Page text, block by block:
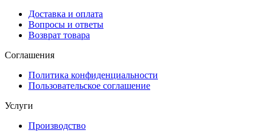
Доставка и оплата
Вопросы и ответы
Возврат товара
Соглашения
Политика конфиденциальности
Пользовательское соглашение
Услуги
Производство